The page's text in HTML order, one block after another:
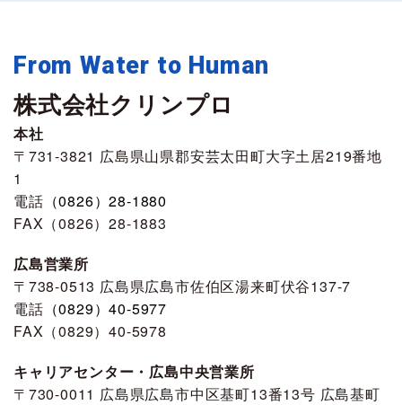
From Water to Human
株式会社クリンプロ
本社
〒731-3821 広島県山県郡安芸太田町大字土居219番地
1
電話 （0826）28-1880
FAX（0826）28-1883
広島営業所
〒738-0513 広島県広島市佐伯区湯来町伏谷137-7
電話 （0829）40-5977
FAX（0829）40-5978
キャリアセンター・広島中央営業所
〒730-0011 広島県広島市中区基町13番13号 広島基町